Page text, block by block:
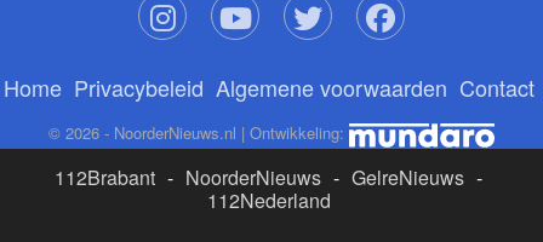
Home Privacybeleid Algemene voorwaarden Contact
© 2026 - NoorderNieuws.nl | Ontwikkeling:
112Brabant - NoorderNieuws - GelreNieuws -
112Nederland